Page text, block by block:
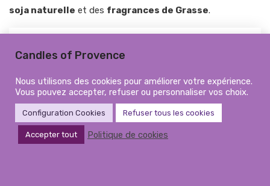
soja naturelle et des fragrances de Grasse.
Candles of Provence
Nous utilisons des cookies pour améliorer votre expérience.
Vous pouvez accepter, refuser ou personnaliser vos choix.
Configuration Cookies Refuser tous les cookies
Accepter tout Politique de cookies